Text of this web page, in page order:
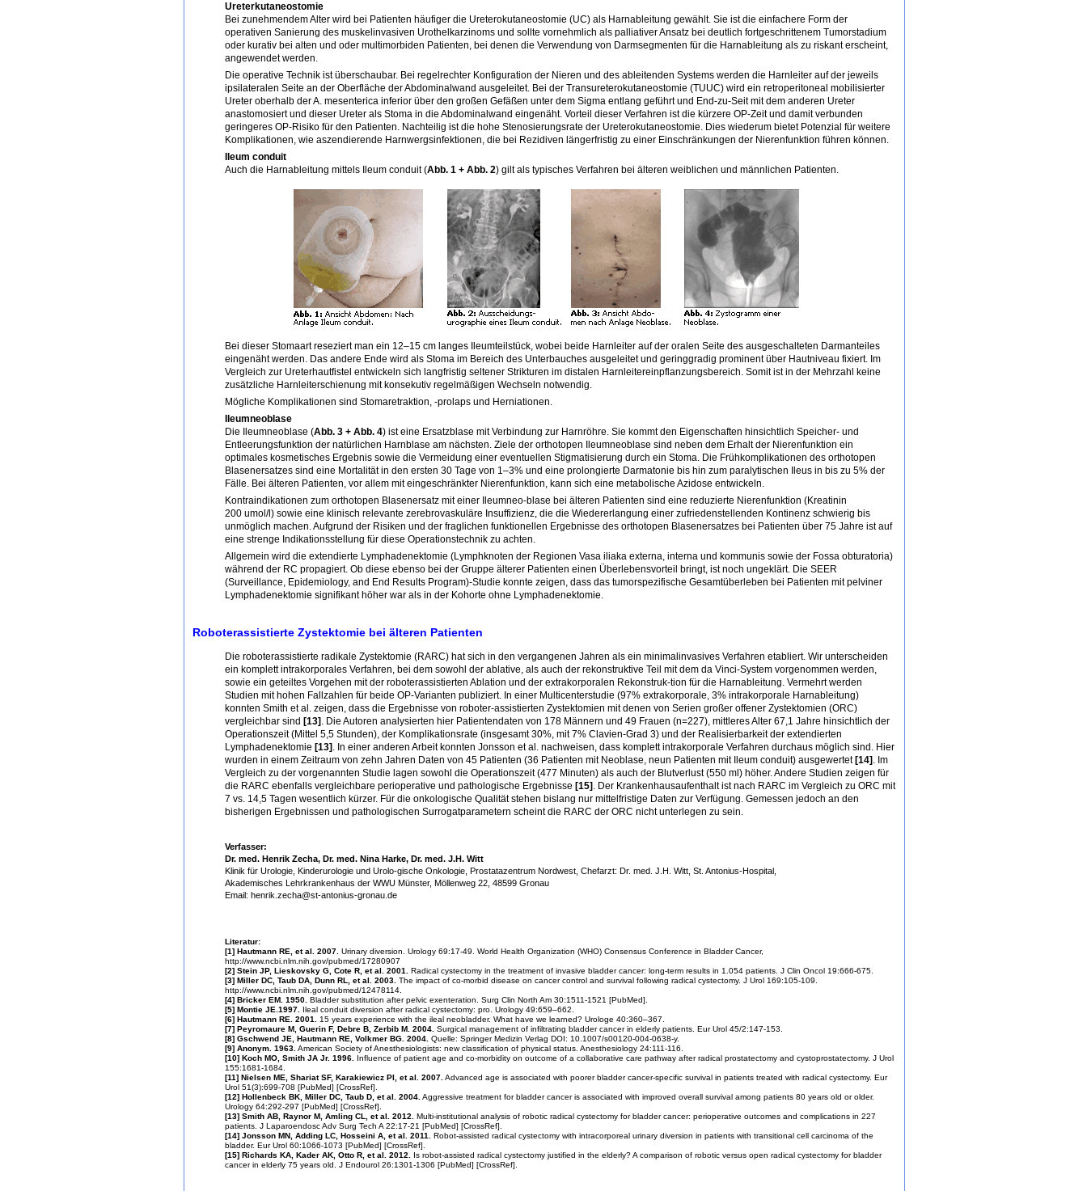
Ureterkutaneostomie
Bei zunehmendem Alter wird bei Patienten häufiger die Ureterokutaneostomie (UC) als Harnableitung gewählt. Sie ist die einfachere Form der
operativen Sanierung des muskelinvasiven Urothelkarzinoms und sollte vornehmlich als palliativer Ansatz bei deutlich fortgeschrittenem Tumorstadium
oder kurativ bei alten und oder multimorbiden Patienten, bei denen die Verwendung von Darmsegmenten für die Harnableitung als zu riskant erscheint,
angewendet werden.
Die operative Technik ist überschaubar. Bei regelrechter Konfiguration der Nieren und des ableitenden Systems werden die Harnleiter auf der jeweils
ipsilateralen Seite an der Oberfläche der Abdominalwand ausgeleitet. Bei der Transureterokutaneostomie (TUUC) wird ein retroperitoneal mobilisierter
Ureter oberhalb der A. mesenterica inferior über den großen Gefäßen unter dem Sigma entlang geführt und End-zu-Seit mit dem anderen Ureter
anastomosiert und dieser Ureter als Stoma in die Abdominalwand eingenäht. Vorteil dieser Verfahren ist die kürzere OP-Zeit und damit verbunden
geringeres OP-Risiko für den Patienten. Nachteilig ist die hohe Stenosierungsrate der Ureterokutaneostomie. Dies wiederum bietet Potenzial für weitere
Komplikationen, wie aszendierende Harnwergsinfektionen, die bei Rezidiven längerfristig zu einer Einschränkungen der Nierenfunktion führen können.
Ileum conduit
Auch die Harnableitung mittels Ileum conduit (Abb. 1 + Abb. 2) gilt als typisches Verfahren bei älteren weiblichen und männlichen Patienten.
Bei dieser Stomaart reseziert man ein 12–15 cm langes Ileumteilstück, wobei beide Harnleiter auf der oralen Seite des ausgeschalteten Darmanteiles
eingenäht werden. Das andere Ende wird als Stoma im Bereich des Unterbauches ausgeleitet und geringgradig prominent über Hautniveau fixiert. Im
Vergleich zur Ureterhautfistel entwickeln sich langfristig seltener Strikturen im distalen Harnleitereinpflanzungsbereich. Somit ist in der Mehrzahl keine
zusätzliche Harnleiterschienung mit konsekutiv regelmäßigen Wechseln notwendig.
Mögliche Komplikationen sind Stomaretraktion, -prolaps und Herniationen.
Ileumneoblase
Die Ileumneoblase (Abb. 3 + Abb. 4) ist eine Ersatzblase mit Verbindung zur Harnröhre. Sie kommt den Eigenschaften hinsichtlich Speicher- und
Entleerungsfunktion der natürlichen Harnblase am nächsten. Ziele der orthotopen Ileumneoblase sind neben dem Erhalt der Nierenfunktion ein
optimales kosmetisches Ergebnis sowie die Vermeidung einer eventuellen Stigmatisierung durch ein Stoma. Die Frühkomplikationen des orthotopen
Blasenersatzes sind eine Mortalität in den ersten 30 Tage von 1–3% und eine prolongierte Darmatonie bis hin zum paralytischen Ileus in bis zu 5% der
Fälle. Bei älteren Patienten, vor allem mit eingeschränkter Nierenfunktion, kann sich eine metabolische Azidose entwickeln.
Kontraindikationen zum orthotopen Blasenersatz mit einer Ileumneo-blase bei älteren Patienten sind eine reduzierte Nierenfunktion (Kreatinin
200 umol/l) sowie eine klinisch relevante zerebrovaskuläre Insuffizienz, die die Wiedererlangung einer zufriedenstellenden Kontinenz schwierig bis
unmöglich machen. Aufgrund der Risiken und der fraglichen funktionellen Ergebnisse des orthotopen Blasenersatzes bei Patienten über 75 Jahre ist auf
eine strenge Indikationsstellung für diese Operationstechnik zu achten.
Allgemein wird die extendierte Lymphadenektomie (Lymphknoten der Regionen Vasa iliaka externa, interna und kommunis sowie der Fossa obturatoria)
während der RC propagiert. Ob diese ebenso bei der Gruppe älterer Patienten einen Überlebensvorteil bringt, ist noch ungeklärt. Die SEER
(Surveillance, Epidemiology, and End Results Program)-Studie konnte zeigen, dass das tumorspezifische Gesamtüberleben bei Patienten mit pelviner
Lymphadenektomie signifikant höher war als in der Kohorte ohne Lymphadenektomie.
Roboterassistierte Zystektomie bei älteren Patienten
Die roboterassistierte radikale Zystektomie (RARC) hat sich in den vergangenen Jahren als ein minimalinvasives Verfahren etabliert. Wir unterscheiden
ein komplett intrakorporales Verfahren, bei dem sowohl der ablative, als auch der rekonstruktive Teil mit dem da Vinci-System vorgenommen werden,
sowie ein geteiltes Vorgehen mit der roboterassistierten Ablation und der extrakorporalen Rekonstruk-tion für die Harnableitung. Vermehrt werden
Studien mit hohen Fallzahlen für beide OP-Varianten publiziert. In einer Multicenterstudie (97% extrakorporale, 3% intrakorporale Harnableitung)
konnten Smith et al. zeigen, dass die Ergebnisse von roboter-assistierten Zystektomien mit denen von Serien großer offener Zystektomien (ORC)
vergleichbar sind [13] . Die Autoren analysierten hier Patientendaten von 178 Männern und 49 Frauen (n=227), mittleres Alter 67,1 Jahre hinsichtlich der
Operationszeit (Mittel 5,5 Stunden), der Komplikationsrate (insgesamt 30%, mit 7% Clavien-Grad 3) und der Realisierbarkeit der extendierten
Lymphadenektomie [13] . In einer anderen Arbeit konnten Jonsson et al. nachweisen, dass komplett intrakorporale Verfahren durchaus möglich sind. Hier
wurden in einem Zeitraum von zehn Jahren Daten von 45 Patienten (36 Patienten mit Neoblase, neun Patienten mit Ileum conduit) ausgewertet [14] . Im
Vergleich zu der vorgenannten Studie lagen sowohl die Operationszeit (477 Minuten) als auch der Blutverlust (550 ml) höher. Andere Studien zeigen für
die RARC ebenfalls vergleichbare perioperative und pathologische Ergebnisse [15] . Der Krankenhausaufenthalt ist nach RARC im Vergleich zu ORC mit
7 vs. 14,5 Tagen wesentlich kürzer. Für die onkologische Qualität stehen bislang nur mittelfristige Daten zur Verfügung. Gemessen jedoch an den
bisherigen Ergebnissen und pathologischen Surrogatparametern scheint die RARC der ORC nicht unterlegen zu sein.
Verfasser:
Dr. med. Henrik Zecha, Dr. med. Nina Harke, Dr. med. J.H. Witt
Klinik für Urologie, Kinderurologie und Urolo-gische Onkologie, Prostatazentrum Nordwest, Chefarzt: Dr. med. J.H. Witt, St. Antonius-Hospital,
Akademisches Lehrkrankenhaus der WWU Münster, Möllenweg 22, 48599 Gronau
Email: henrik.zecha@st-antonius-gronau.de
Literatur:
[1] Hautmann RE, et al. 2007. Urinary diversion. Urology 69:17-49. World Health Organization (WHO) Consensus Conference in Bladder Cancer,
http://www.ncbi.nlm.nih.gov/pubmed/17280907
[2] Stein JP, Lieskovsky G, Cote R, et al. 2001.
Radical cystectomy in the treatment of invasive bladder cancer: long-term results in 1.054 patients. J Clin Oncol 19:666-675.
[3] Miller DC, Taub DA, Dunn RL, et al. 2003. The impact of co-morbid disease on cancer control and survival following radical cystectomy. J Urol 169:105-109.
http://www.ncbi.nlm.nih.gov/pubmed/12478114.
[4] Bricker EM. 1950. Bladder substitution after pelvic exenteration. Surg Clin North Am 30:1511-1521 [PubMed].
[5] Montie JE.1997.
Ileal conduit diversion after radical cystectomy: pro. Urology 49:659–662.
[6] Hautmann RE. 2001.
15 years experience with the ileal neobladder. What have we learned? Urologe 40:360–367.
[7] Peyromaure M, Guerin F, Debre B, Zerbib M. 2004. Surgical management of infiltrating bladder cancer in elderly patients. Eur Urol 45/2:147-153.
[8] Gschwend JE, Hautmann RE, Volkmer BG. 2004. Quelle: Springer Medizin Verlag DOI: 10.1007/s00120-004-0638-y.
[9] Anonym. 1963. American Society of Anesthesiologists: new classification of physical status. Anesthesiology 24:111-116.
[10] Koch MO, Smith JA Jr. 1996.
Influence of patient age and co-morbidity on outcome of a collaborative care pathway after radical prostatectomy and cystoprostatectomy. J Urol
155:1681-1684.
[11] Nielsen ME, Shariat SF, Karakiewicz PI, et al. 2007. Advanced age is associated with poorer bladder cancer-specific survival in patients treated with radical cystectomy. Eur
Urol 51(3):699-708 [PubMed] [CrossRef].
[12] Hollenbeck BK, Miller DC, Taub D, et al. 2004. Aggressive treatment for bladder cancer is associated with improved overall survival among patients 80 years old or older.
Urology 64:292-297 [PubMed] [CrossRef].
[13] Smith AB, Raynor M, Amling CL, et al. 2012.
Multi-institutional analysis of robotic radical cystectomy for bladder cancer: perioperative outcomes and complications in 227
patients. J Laparoendosc Adv Surg Tech A 22:17-21 [PubMed] [CrossRef].
[14] Jonsson MN, Adding LC, Hosseini A, et al. 2011.
Robot-assisted radical cystectomy with intracorporeal urinary diversion in patients with transitional cell carcinoma of the
bladder. Eur Urol 60:1066-1073 [PubMed] [CrossRef].
[15] Richards KA, Kader AK, Otto R, et al. 2012.
Is robot-assisted radical cystectomy justified in the elderly? A comparison of robotic versus open radical cystectomy for bladder
cancer in elderly 75 years old. J Endourol 26:1301-1306 [PubMed] [CrossRef].